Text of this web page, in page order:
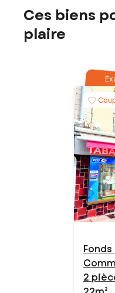
Ces biens
plaire
Fonds
2